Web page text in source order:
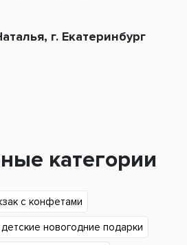
г. Екатеринбург
категории
с конфетами
новогодние подарки